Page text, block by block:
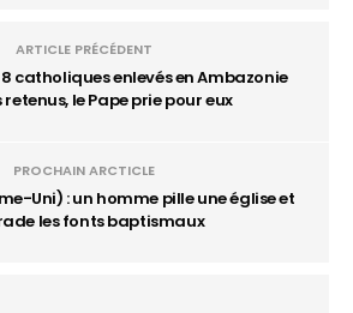
ARTICLE PRÉCÉDENT
catholiques enlevés en Ambazonie
le Pape prie pour eux
PROCHAIN ARCTICLE
Uni) : un homme pille une église et
les fonts baptismaux